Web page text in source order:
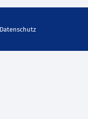
Datenschutz